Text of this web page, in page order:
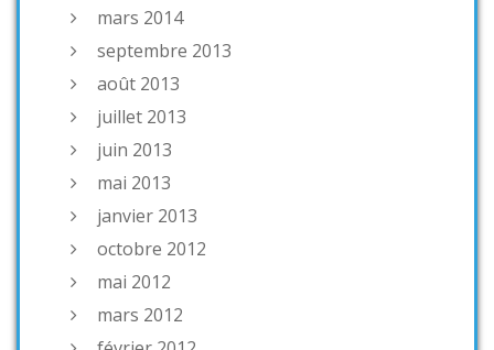
mars 2014
septembre 2013
août 2013
juillet 2013
juin 2013
mai 2013
janvier 2013
octobre 2012
mai 2012
mars 2012